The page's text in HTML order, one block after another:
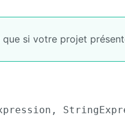
si votre projet